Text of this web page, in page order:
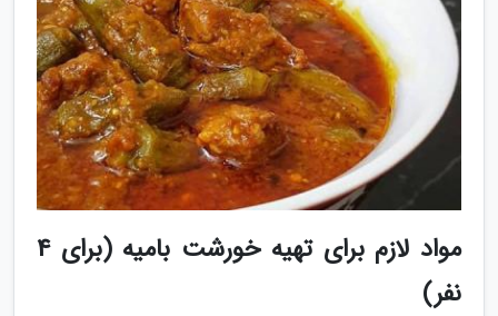
مواد لازم برای تهیه خورشت بامیه (برای 4
نفر)